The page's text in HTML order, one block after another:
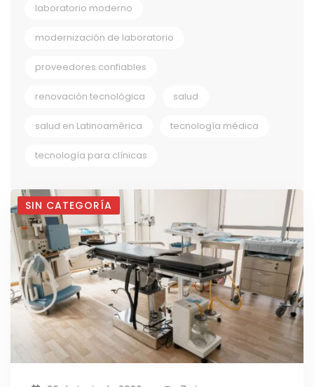
laboratorio moderno
modernización de laboratorio
proveedores confiables
renovación tecnológica salud
salud en Latinoamérica tecnología médica
tecnología para clínicas
SIN CATEGORÍA